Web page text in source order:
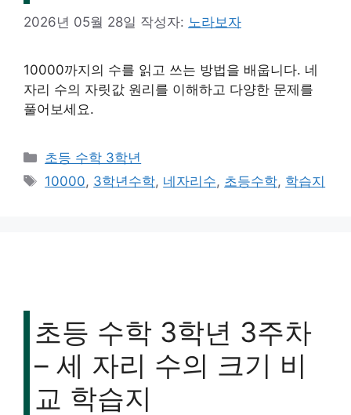
2026년 05월 28일 작성자: 노라보자
10000까지의 수를 읽고 쓰는 방법을 배웁니다. 네
자리 수의 자릿값 원리를 이해하고 다양한 문제를
풀어보세요.
카
테
초등 수학 3학년
태
10000, 3학년수학, 네자리수, 초등수학, 학습지
초등 수학 3학년 3주차
– 세 자리 수의 크기 비
교 학습지